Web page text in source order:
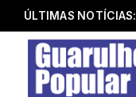
ÚLTIMAS NOTÍCIAS: